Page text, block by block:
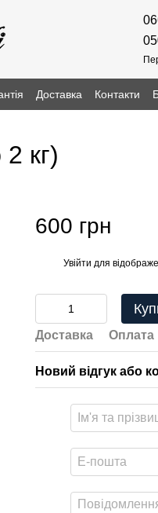
Доставка Контакти
кг)
600 грн
Увійти для
Доставка Оплата
Новий відгук або